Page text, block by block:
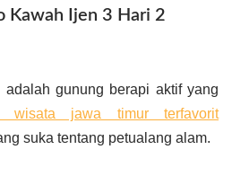
Kawah Ijen 3 Hari 2
gunung berapi aktif yang
wisata jawa timur terfavorit
suka tentang petualang alam.